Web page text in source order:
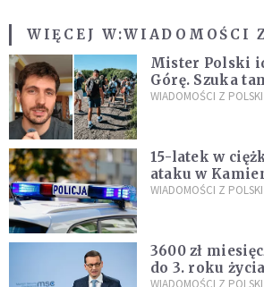
WIĘCEJ W:WIADOMOŚCI
Mister Polski
Górę. Szuka
spotkania
WIADOMOŚCI Z POLSKI
15-latek w
ataku w
Policja
WIADOMOŚCI Z POLSKI
3600 zł
do 3. roku
WIADOMOŚCI Z POLSKI